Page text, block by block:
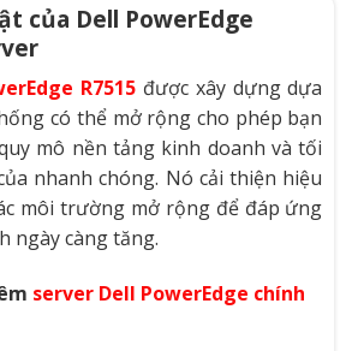
của Dell PowerEdge
R7515 được xây dựng dựa
có thể mở rộng cho phép bạn
mô nền tảng kinh doanh và tối
nhanh chóng. Nó cải thiện hiệu
môi trường mở rộng để đáp ứng
ngày càng tăng.
server Dell PowerEdge chính